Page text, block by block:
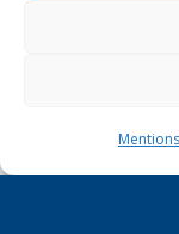
de